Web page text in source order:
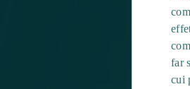
far
cui